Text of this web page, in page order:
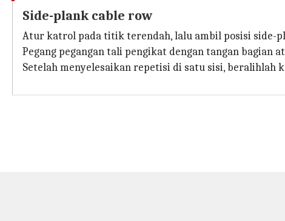
Side-plank cable row
Atur katrol pada titik terendah, lalu ambil posisi side-
Pegang pegangan tali pengikat dengan tangan bagian
Setelah menyelesaikan repetisi di satu sisi, beralihlah